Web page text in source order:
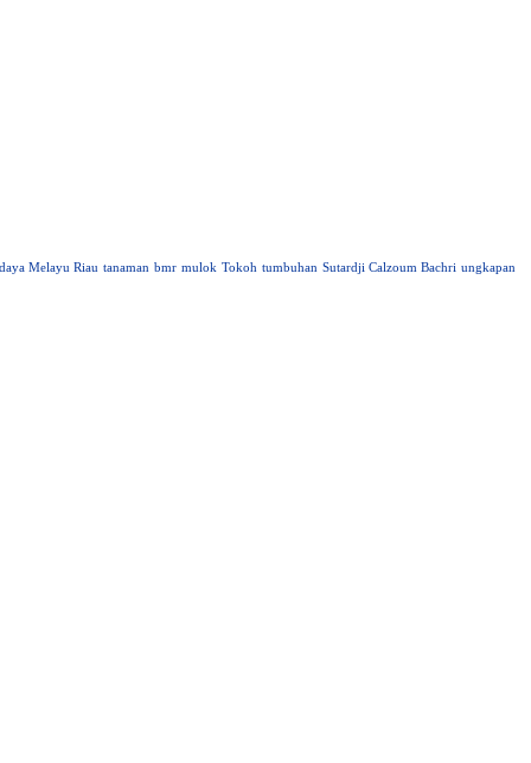
Melayu Riau tanaman bmr mulok Tokoh tumbuhan Sutardji Calzoum Bachri ungkapan